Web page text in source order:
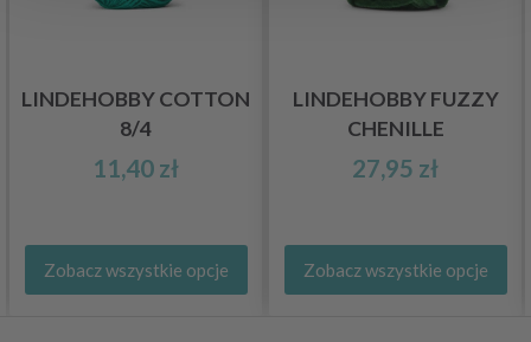
LINDEHOBBY COTTON
8/4
11,40 zł
Zobacz wszystkie opcje
LINDEHOBBY FUZZY
CHENILLE
27,95 zł
Zobacz wszystkie opcje